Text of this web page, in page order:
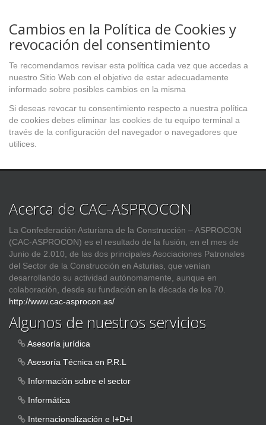
Cambios en la Política de Cookies y
revocación del consentimiento
Te recomendamos revisar esta política cada vez que accedas a
nuestro Sitio Web con el objetivo de estar adecuadamente
informado sobre posibles cambios en la misma
Si deseas revocar tu consentimiento respecto a nuestra política
de cookies debes eliminar las cookies de tu equipo terminal a
través de la configuración del navegador o navegadores que
utilices.
Acerca de CAC-ASPROCON
La Confederación Asturiana de la Construcción – ASPROCON
(CAC-ASPROCON) es el resultado de la fusión, en el mes de
Junio de 2.010, de las dos principales Asociaciones Patronales
del Sector de la Construcción en Asturias, que venían
desarrollando su actividad autónomamente, aunque en
colaboración, desde su fundación en la década de los 70.
http://www.cac-asprocon.as/
Algunos de nuestros servicios
Asesoría jurídica
Asesoría Técnica en P.R.L
Información sobre el sector
Informática
Internacionalización e I+D+I